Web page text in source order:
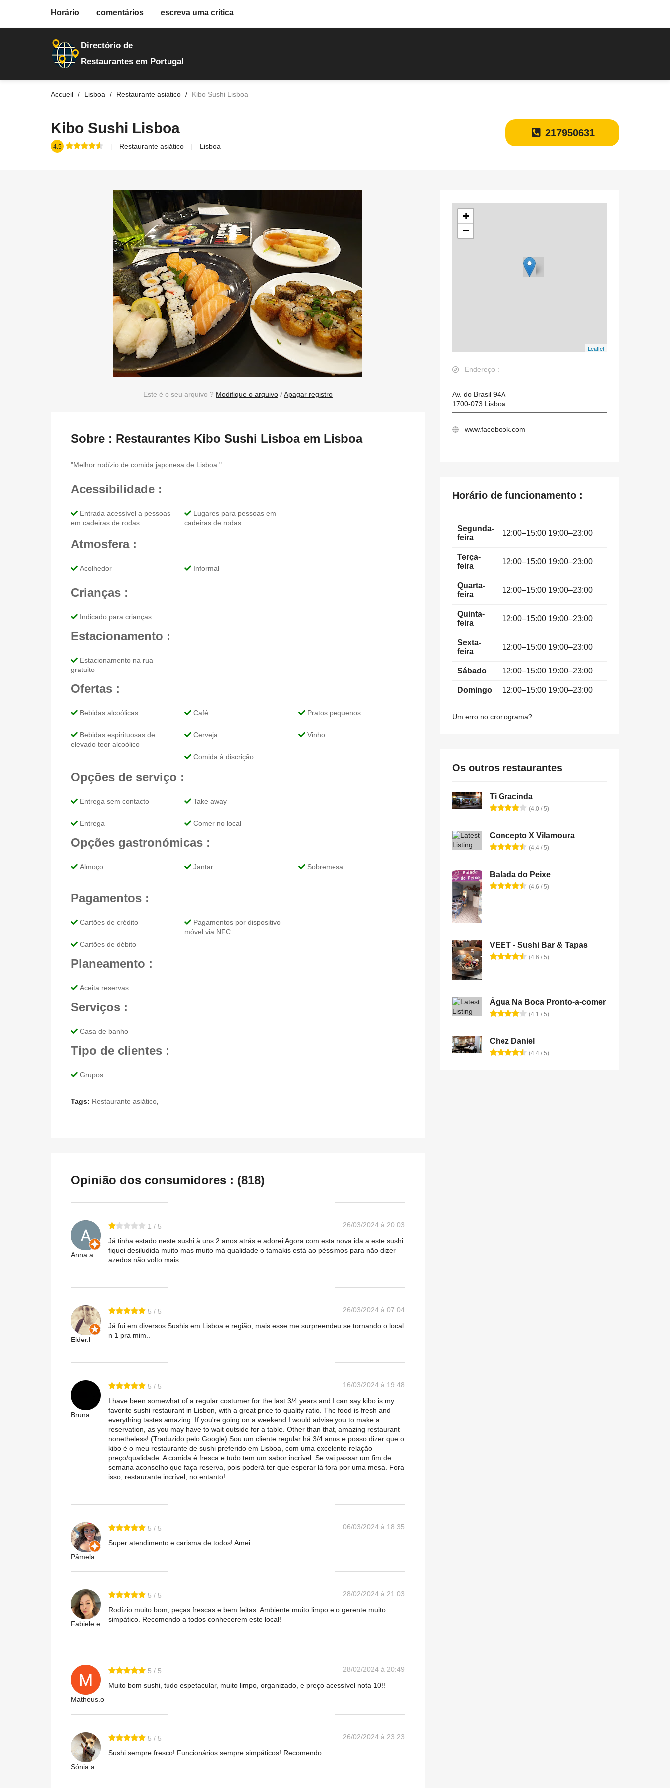
Directório de
Restaurantes em Portugal
Accueil Lisboa Restaurante asiático Kibo Sushi Lisboa
Kibo Sushi Lisboa
4.5 Restaurante asiático Lisboa
217950631
Horário comentários escreva uma crítica
Este é o seu arquivo ? Modifique o arquivo /Apagar registro
Sobre : Restaurantes Kibo Sushi Lisboa em Lisboa
"Melhor rodízio de comida japonesa de Lisboa."
Acessibilidade :
Entrada acessível a pessoas
em cadeiras de rodas
Lugares para pessoas em
cadeiras de rodas
Atmosfera :
Acolhedor Informal
Crianças :
Indicado para crianças
Estacionamento :
Estacionamento na rua
gratuito
Ofertas :
Bebidas alcoólicas
Bebidas espirituosas de
elevado teor alcoólico
Café
Cerveja
Comida à discrição
Pratos pequenos
Vinho
Opções de serviço :
Entrega sem contacto
Entrega
Take away
Comer no local
Opções gastronómicas :
Almoço Jantar Sobremesa
Pagamentos :
Cartões de crédito
Cartões de débito
Pagamentos por dispositivo
móvel via NFC
Planeamento :
Aceita reservas
Serviços :
Casa de banho
Tipo de clientes :
Grupos
Tags: Restaurante asiático,
Opinião dos consumidores : (818)
Anna.a
1 / 5
26/03/2024 à 20:03
Já tinha estado neste sushi à uns 2 anos atrás e adorei Agora com esta nova ida a este sushi
fiquei desiludida muito mas muito má qualidade o tamakis está ao péssimos para não dizer
azedos não volto mais
Elder.l
5 / 5
26/03/2024 à 07:04
Já fui em diversos Sushis em Lisboa e região, mais esse me surpreendeu se tornando o local
n 1 pra mim..
Bruna.
5 / 5
16/03/2024 à 19:48
I have been somewhat of a regular costumer for the last 3/4 years and I can say kibo is my
favorite sushi restaurant in Lisbon, with a great price to quality ratio. The food is fresh and
everything tastes amazing. If you're going on a weekend I would advise you to make a
reservation, as you may have to wait outside for a table. Other than that, amazing restaurant
nonetheless! (Traduzido pelo Google) Sou um cliente regular há 3/4 anos e posso dizer que o
kibo é o meu restaurante de sushi preferido em Lisboa, com uma excelente relação
preço/qualidade. A comida é fresca e tudo tem um sabor incrível. Se vai passar um fim de
semana aconselho que faça reserva, pois poderá ter que esperar lá fora por uma mesa. Fora
isso, restaurante incrível, no entanto!
Pâmela.
5 / 5
06/03/2024 à 18:35
Super atendimento e carisma de todos! Amei..
Fabiele.e
5 / 5
28/02/2024 à 21:03
Rodízio muito bom, peças frescas e bem feitas. Ambiente muito limpo e o gerente muito
simpático. Recomendo a todos conhecerem este local!
Matheus.o
5 / 5
28/02/2024 à 20:49
Muito bom sushi, tudo espetacular, muito limpo, organizado, e preço acessível nota 10!!
Sónia.a
5 / 5
26/02/2024 à 23:23
Sushi sempre fresco! Funcionários sempre simpáticos! Recomendo…
+
−
Leaflet
Endereço :
Av. do Brasil 94A
1700-073 Lisboa
www.facebook.com
Horário de funcionamento :
Segunda-
feira
12:00–15:00 19:00–23:00
Terça-
feira
12:00–15:00 19:00–23:00
Quarta-
feira
12:00–15:00 19:00–23:00
Quinta-
feira
12:00–15:00 19:00–23:00
Sexta-
feira
12:00–15:00 19:00–23:00
Sábado 12:00–15:00 19:00–23:00
Domingo 12:00–15:00 19:00–23:00
Um erro no cronograma?
Os outros restaurantes
Ti Gracinda
(4.0 / 5)
Concepto X Vilamoura
(4.4 / 5)
Balada do Peixe
(4.6 / 5)
VEET - Sushi Bar & Tapas
(4.6 / 5)
Água Na Boca Pronto-a-comer
(4.1 / 5)
Chez Daniel
(4.4 / 5)